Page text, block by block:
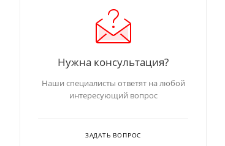
Нужна консультация?
Наши специалисты ответят на любой
интересующий вопрос
ЗАДАТЬ ВОПРОС